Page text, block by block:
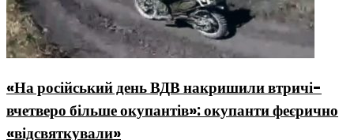
«На російський день ВДВ накришили втричі-
вчетверо більше окупантів»: окупанти феєрично
«відсвяткували»